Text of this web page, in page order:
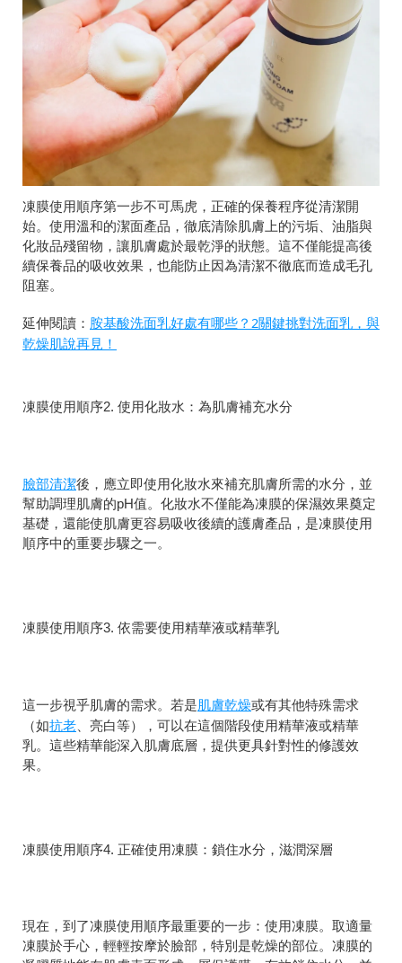
凍膜使用順序第一步不可馬虎，正確的保養程序從清潔開
始。使用溫和的潔面產品，徹底清除肌膚上的污垢、油脂與
化妝品殘留物，讓肌膚處於最乾淨的狀態。這不僅能提高後
續保養品的吸收效果，也能防止因為清潔不徹底而造成毛孔
阻塞。
延伸閱讀： 胺基酸洗面乳好處有哪些？2關鍵挑對洗面乳，與
乾燥肌說再見！
凍膜使用順序2. 使用化妝水：為肌膚補充水分
臉部清潔後，應立即使用化妝水來補充肌膚所需的水分，並
幫助調理肌膚的pH值。化妝水不僅能為凍膜的保濕效果奠定
基礎，還能使肌膚更容易吸收後續的護膚產品，是凍膜使用
順序中的重要步驟之一。
凍膜使用順序3. 依需要使用精華液或精華乳
這一步視乎肌膚的需求。若是肌膚乾燥或有其他特殊需求
（如抗老 、亮白等），可以在這個階段使用精華液或精華
乳。這些精華能深入肌膚底層，提供更具針對性的修護效
果。
凍膜使用順序4. 正確使用凍膜：鎖住水分，滋潤深層
現在，到了凍膜使用順序最重要的一步：使用凍膜。取適量
凍膜於手心，輕輕按摩於臉部，特別是乾燥的部位。凍膜的